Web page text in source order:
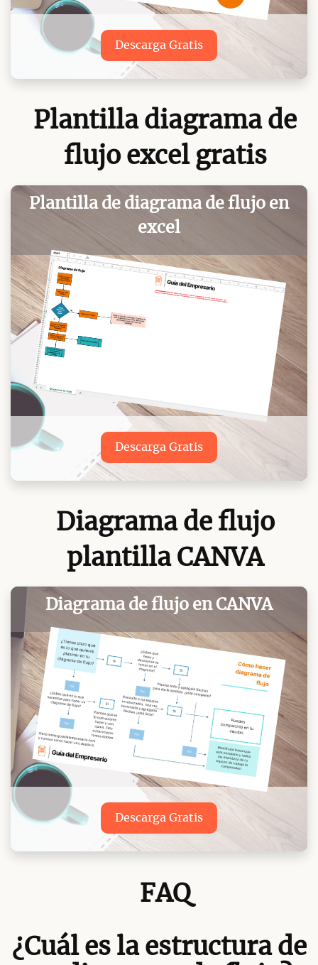
Descarga Gratis
Plantilla diagrama de
flujo excel gratis
Plantilla de diagrama de flujo en
excel
Descarga Gratis
Diagrama de flujo
plantilla CANVA
Diagrama de flujo en CANVA
Descarga Gratis
FAQ
¿Cuál es la estructura de